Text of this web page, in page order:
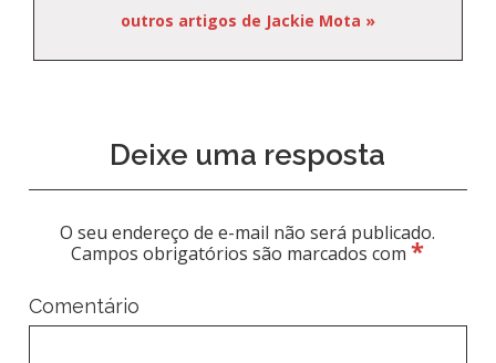
outros artigos de Jackie Mota »
Deixe uma resposta
O seu endereço de e-mail não será publicado.
Campos obrigatórios são marcados com*
Comentário